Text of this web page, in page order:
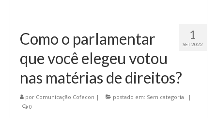
1
SET 2022
Como o parlamentar
que você elegeu votou
nas matérias de direitos?
por Comunicação Cofecon | postado em: Sem categoria
|
0